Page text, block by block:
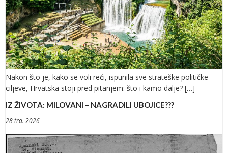
Nakon što je, kako se voli reći, ispunila sve strateške političke
ciljeve, Hrvatska stoji pred pitanjem: što i kamo dalje? […]
IZ ŽIVOTA: MILOVANI – NAGRADILI UBOJICE???
28 tra. 2026